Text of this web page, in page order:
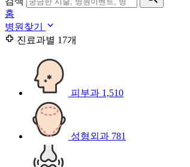
홈
병원찾기
진료과별 17개
피부과 1,510
성형외과 781